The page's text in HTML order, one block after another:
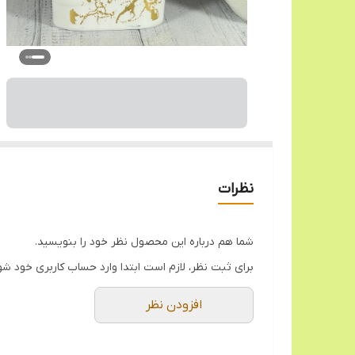
نظرات
شما هم درباره این محصول نظر خود را بنویسید.
برای ثبت نظر، لازم است ابتدا وارد حساب کاربری خود
افزودن نظر